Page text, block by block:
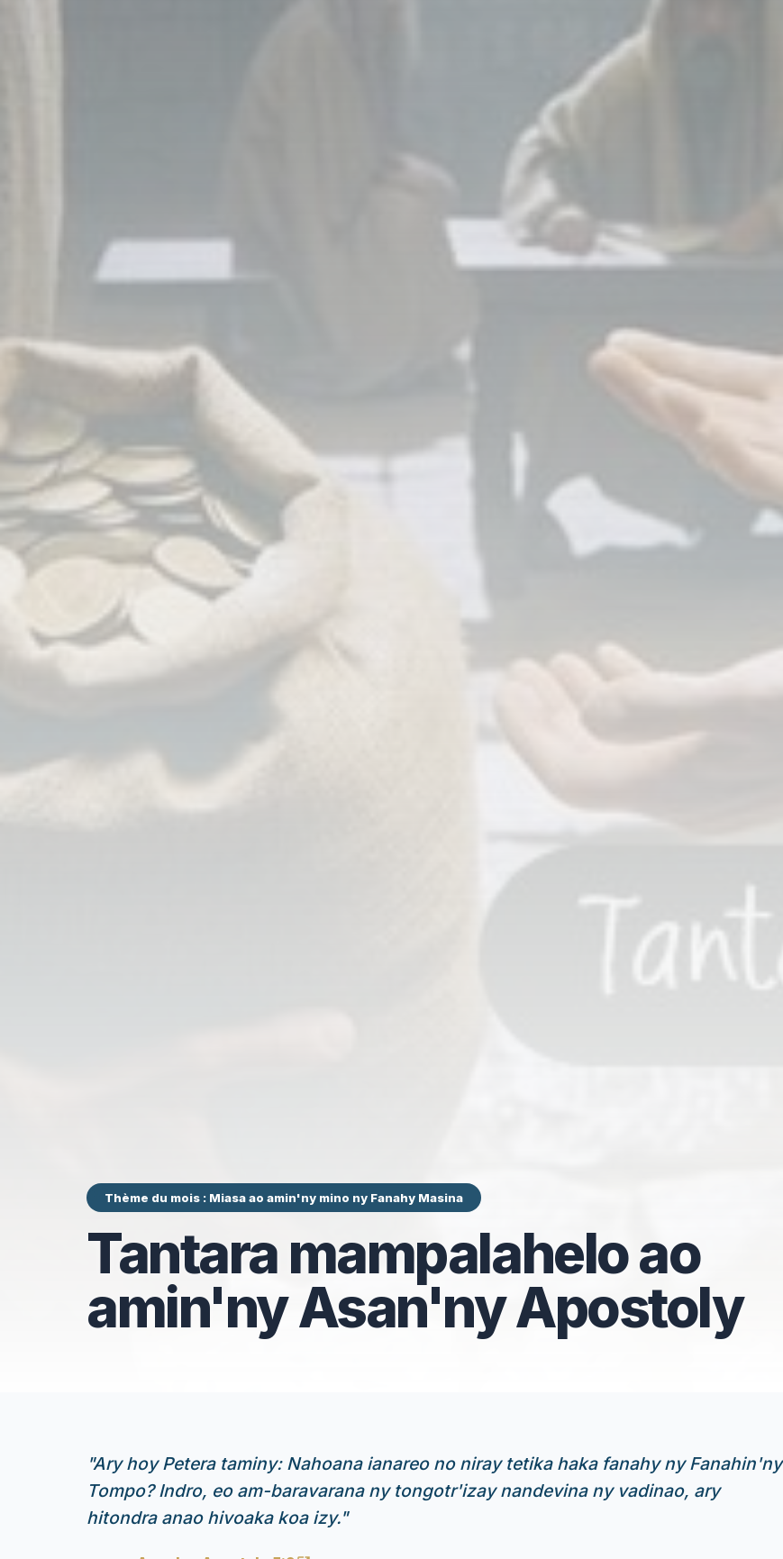
Thème du mois : Miasa ao amin'ny mino ny Fanahy Masina
Tantara mampalahelo ao
amin'ny Asan'ny Apostoly
"Ary hoy Petera taminy: Nahoana ianareo no niray tetika haka fanahy ny Fanahin'ny
Tompo? Indro, eo am-baravarana ny tongotr'izay nandevina ny vadinao, ary
hitondra anao hivoaka koa izy."